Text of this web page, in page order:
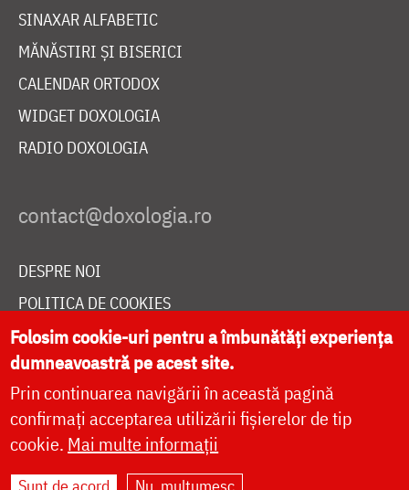
SINAXAR ALFABETIC
MĂNĂSTIRI ȘI BISERICI
CALENDAR ORTODOX
WIDGET DOXOLOGIA
RADIO DOXOLOGIA
DESPRE NOI
POLITICA DE COOKIES
DONEAZĂ ONLINE PENTRU CATEDRALA NAȚIONALĂ
LIVE
Folosim cookie-uri pentru a îmbunătăți experiența
dumneavoastră pe acest site.
Prin continuarea navigării în această pagină
confirmați acceptarea utilizării fișierelor de tip
cookie. Mai multe informații